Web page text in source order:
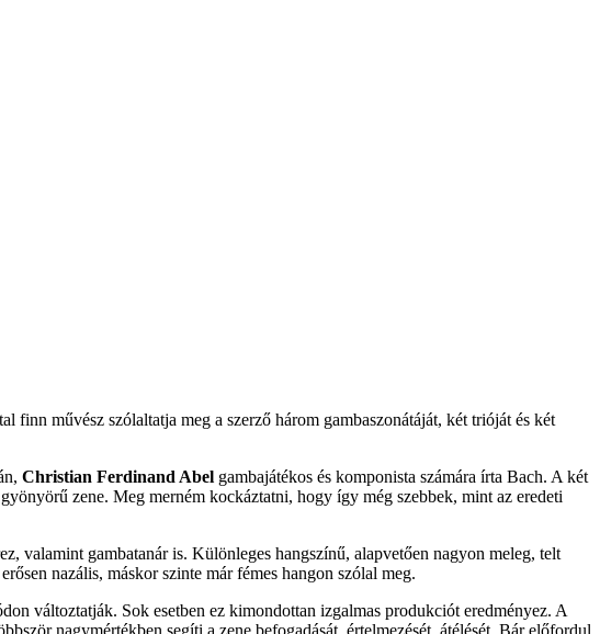
finn művész szólaltatja meg a szerző három gambaszonátáját, két trióját és két
Christian Ferdinand Abel gambajátékos és komponista számára írta Bach. A két
zene. Meg merném kockáztatni, hogy így még szebbek, mint az eredeti
valamint gambatanár is. Különleges hangszínű, alapvetően nagyon meleg, telt
nazális, máskor szinte már fémes hangon szólal meg.
változtatják. Sok esetben ez kimondottan izgalmas produkciót eredményez. A